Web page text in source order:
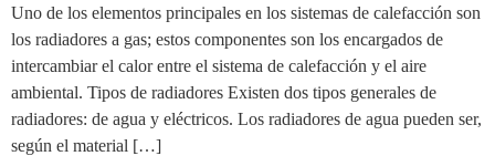
Uno de los elementos principales en los sistemas de calefacción son
los radiadores a gas; estos componentes son los encargados de
intercambiar el calor entre el sistema de calefacción y el aire
ambiental. Tipos de radiadores Existen dos tipos generales de
radiadores: de agua y eléctricos. Los radiadores de agua pueden ser,
según el material […]